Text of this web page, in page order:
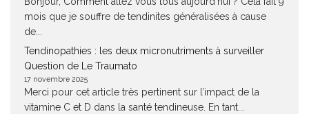
mois que je souffre de tendinites généralisées à cause
de...
Tendinopathies : les deux micronutriments à surveiller
Question de Le Traumato
17 novembre 2025
Merci pour cet article très pertinent sur l’impact de la
vitamine C et D dans la santé tendineuse. En tant...